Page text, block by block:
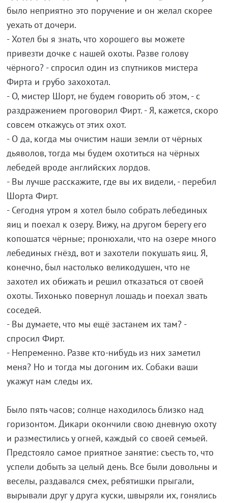
было неприятно это поручение и он желал скорее
уехать от дочери.
- Хотел бы я знать, что хорошего вы можете
привезти дочке с нашей охоты. Разве голову
чёрного? - спросил один из спутников мистера
Фирта и грубо захохотал.
- О, мистер Шорт, не будем говорить об этом, - с
раздражением проговорил Фирт. - Я, кажется, скоро
совсем откажусь от этих охот.
- О да, когда мы очистим наши земли от чёрных
дьяволов, тогда мы будем охотиться на чёрных
лебедей вроде английских лордов.
- Вы лучше расскажите, где вы их видели, - перебил
Шорта Фирт.
- Сегодня утром я хотел было собрать лебединых
яиц и поехал к озеру. Вижу, на другом берегу его
копошатся чёрные; пронюхали, что на озере много
лебединых гнёзд, вот и захотели покушать яиц. Я,
конечно, был настолько великодушен, что не
захотел их обижать и решил отказаться от своей
охоты. Тихонько повернул лошадь и поехал звать
соседей.
- Вы думаете, что мы ещё застанем их там? -
спросил Фирт.
- Непременно. Разве кто-нибудь из них заметил
меня? Но и тогда мы догоним их. Собаки ваши
укажут нам следы их.
Было пять часов; солнце находилось близко над
горизонтом. Дикари окончили свою дневную охоту
и разместились у огней, каждый со своей семьей.
Предстояло самое приятное занятие: съесть то, что
успели добыть за целый день. Все были довольны и
веселы, раздавался смех, ребятишки прыгали,
вырывали друг у друга куски, швыряли их, гонялись